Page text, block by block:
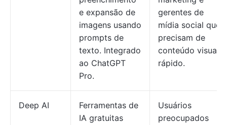
e expansão de
imagens usando
prompts de
texto. Integrado
ao ChatGPT
Pro.
gerentes de
mídia social que
precisam de
conteúdo visual
rápido.
Deep AI
Ferramentas de
IA gratuitas
Usuários
preocupados